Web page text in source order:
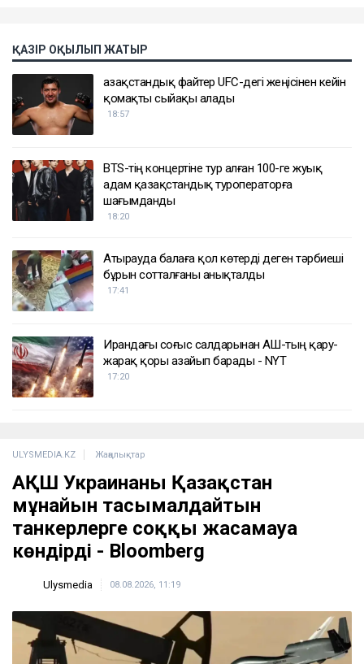
ҚАЗІР ОҚЫЛЫП ЖАТЫР
Қазақстандық файтер UFC-дегі жеңісінен кейін
қомақты сыйақы алады
18:57
BTS-тің концертіне тур алған 100-ге жуық
адам қазақстандық туроператорға
шағымданды
18:20
Атырауда балаға қол көтерді деген тәрбиеші
бұрын сотталғаны анықталды
17:41
Ирандағы соғыс салдарынан АҚШ-тың қару-
жарақ қоры азайып барады - NYT
17:20
ULYSMEDIA.KZ Жаңалықтар
АҚШ Украинаны Қазақстан
мұнайын тасымалдайтын
танкерлерге соққы жасамауға
көндірді - Bloomberg
Ulysmedia 08.08.2026, 11:19